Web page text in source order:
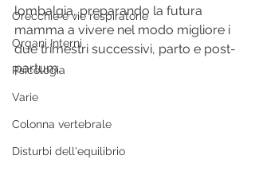
Orecchie e vie respiratorie
Organi Interni
Psicologia
Varie
Colonna vertebrale
Disturbi dell'equilibrio
lombalgia, preparando la futura
mamma a vivere nel modo migliore i
due trimestri successivi, parto e post-
partum.